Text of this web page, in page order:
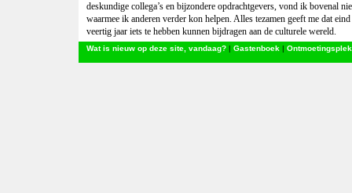
deskundige collega’s en bijzondere opdrachtgevers, vond ik bovenal
waarmee ik anderen verder kon helpen. Alles tezamen geeft me dat
veertig jaar iets te hebben kunnen bijdragen aan de culturele wereld.
Zie verder op de pagina'sDe perioden en/ofDe thema's.
Wat is nieuw op deze site, vandaag? | Gastenboek | Ontmoetingsplek